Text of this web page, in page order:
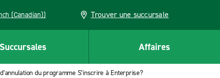
(Canadian)) Trouver une succursale
Succursales Affaires
du programme S’inscrire à Enterprise?